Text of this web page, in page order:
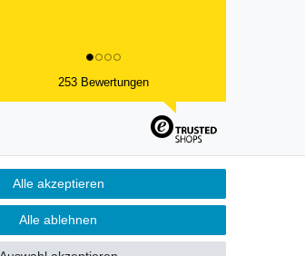
253 Bewertungen
Alle akzeptieren
Alle ablehnen